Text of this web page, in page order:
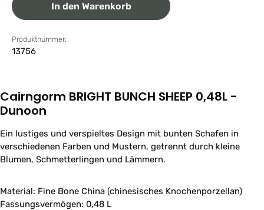
In den Warenkorb
Produktnummer:
13756
Cairngorm BRIGHT BUNCH SHEEP 0,48L -
Dunoon
Ein lustiges und verspieltes Design mit bunten Schafen in
verschiedenen Farben und Mustern, getrennt durch kleine
Blumen, Schmetterlingen und Lämmern.
Material: Fine Bone China (chinesisches Knochenporzellan)
Fassungsvermögen: 0,48 L